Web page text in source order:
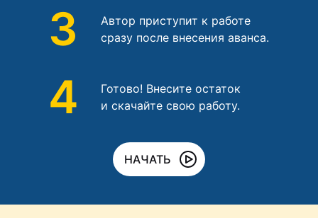
3
Автор приступит к работе
сразу после внесения аванса.
4
Готово! Внесите остаток
и скачайте свою работу.
НАЧАТЬ